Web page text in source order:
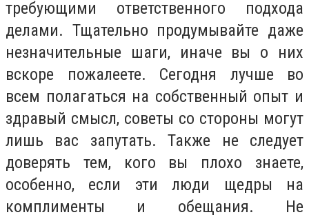
требующими ответственного подхода
делами. Тщательно продумывайте даже
незначительные шаги, иначе вы о них
вскоре пожалеете. Сегодня лучше во
всем полагаться на собственный опыт и
здравый смысл, советы со стороны могут
лишь вас запутать. Также не следует
доверять тем, кого вы плохо знаете,
особенно, если эти люди щедры на
комплименты и обещания. Не